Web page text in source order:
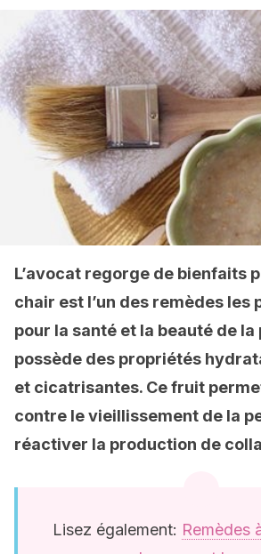
L’avocat regorge de bienfaits
chair est l’un des remèdes les
pour la santé et la beauté de la
possède des propriétés
et cicatrisantes. Ce fruit
contre le vieillissement de la
réactiver la production de
Lisez également: Remèdes